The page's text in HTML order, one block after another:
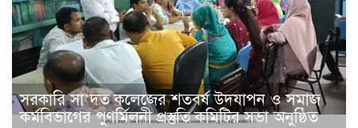
সরকারি সা’দত কলেজের শতবর্ষ উদযাপন ও সমাজ
কর্মবিভাগের পুণর্মিলনী প্রস্তুতি কমিটির সভা অনুষ্ঠিত